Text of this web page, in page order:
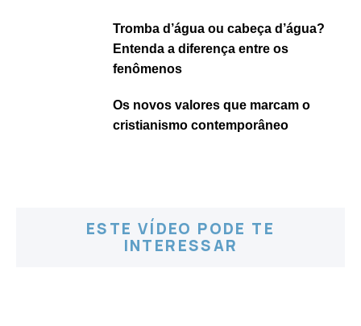
Tromba d’água ou cabeça d’água?
Entenda a diferença entre os
fenômenos
Os novos valores que marcam o
cristianismo contemporâneo
ESTE VÍDEO PODE TE
INTERESSAR